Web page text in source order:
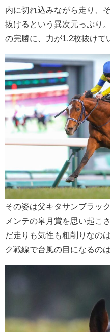
内に切れ込みながら走り、
抜けるという異次元っぷり
の完勝に、力が1.2枚抜けて
その姿は父キタサンブラッ
メンテの皐月賞を思い起こ
だ走りも気性も粗削りなの
ク戦線で台風の目になるの